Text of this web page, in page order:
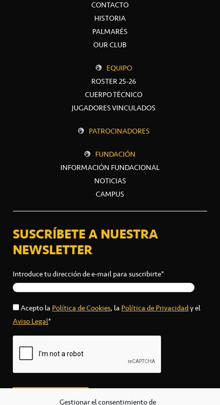
Gestionar el consentimiento de
CONTACTO
HISTORIA
PALMARÉS
OUR CLUB
EQUIPO
ROSTER 25-26
CUERPO TÉCNICO
JUGADORES VINCULADOS
PATROCINADORES
FUNDACIÓN
INFORMACIÓN FUNDACIONAL
NOTICIAS
CAMPUS
SUSCRÍBETE A NUESTRA
NEWSLETTER
Introduce tu dirección de e-mail para suscribirte*
Acepto laPolítica de Cookies, laPolítica de Privacidady el
Aviso Legal*